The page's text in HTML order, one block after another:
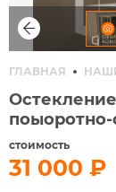
ГЛАВНАЯ
стоимость
31 000